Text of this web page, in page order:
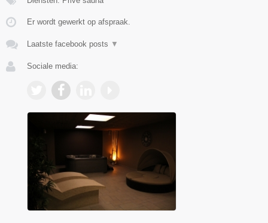
Er wordt gewerkt op afspraak.
Laatste facebook posts ▼
Sociale media: